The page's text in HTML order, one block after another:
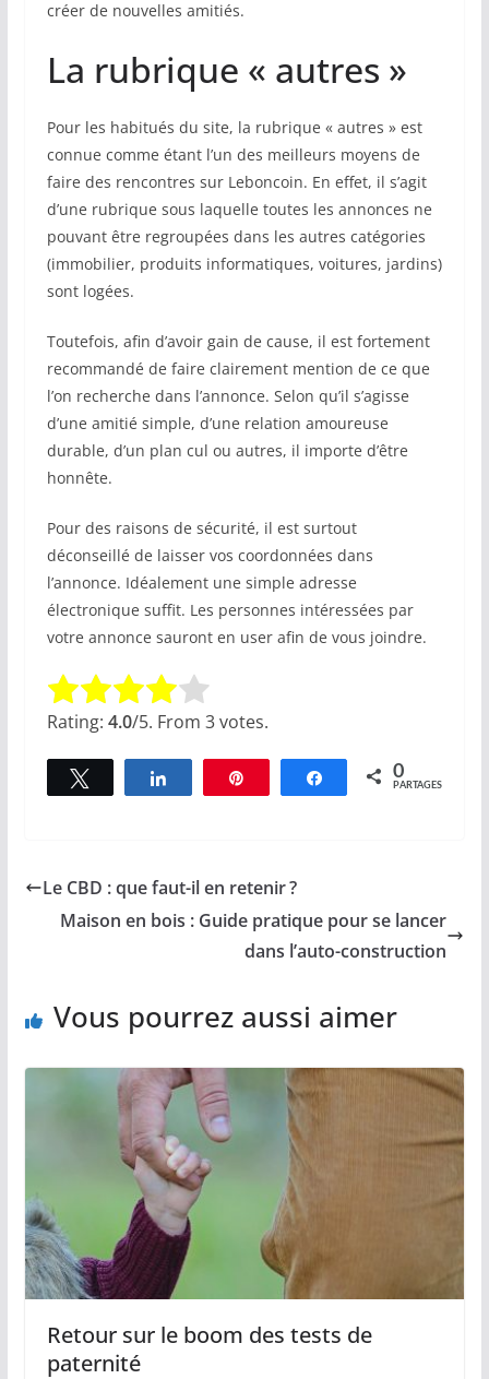
créer de nouvelles amitiés.
La rubrique « autres »
Pour les habitués du site, la rubrique « autres » est
connue comme étant l’un des meilleurs moyens de
faire des rencontres sur Leboncoin. En effet, il s’agit
d’une rubrique sous laquelle toutes les annonces ne
pouvant être regroupées dans les autres catégories
(immobilier, produits informatiques, voitures, jardins)
sont logées.
Toutefois, afin d’avoir gain de cause, il est fortement
recommandé de faire clairement mention de ce que
l’on recherche dans l’annonce. Selon qu’il s’agisse
d’une amitié simple, d’une relation amoureuse
durable, d’un plan cul ou autres, il importe d’être
honnête.
Pour des raisons de sécurité, il est surtout
déconseillé de laisser vos coordonnées dans
l’annonce. Idéalement une simple adresse
électronique suffit. Les personnes intéressées par
votre annonce sauront en user afin de vous joindre.
Rate this item:
Rating: 4.0/5. From 3 votes.
Tweetez Partagez Épingle Partagez0
PARTAGES
Le CBD : que faut-il en retenir ?
Maison en bois : Guide pratique pour se lancer
dans l’auto-construction
Vous pourrez aussi aimer
Retour sur le boom des tests de
paternité